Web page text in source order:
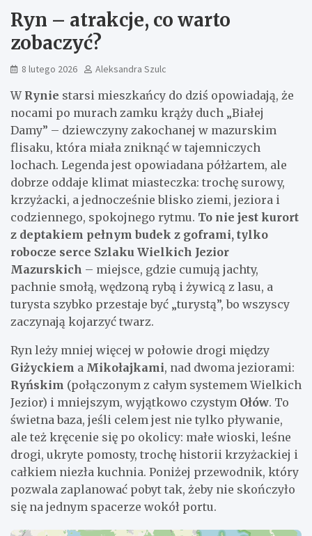
Ryn – atrakcje, co warto
zobaczyć?
8 lutego 2026 Aleksandra Szulc
W Rynie starsi mieszkańcy do dziś opowiadają, że
nocami po murach zamku krąży duch „Białej
Damy” – dziewczyny zakochanej w mazurskim
flisaku, która miała zniknąć w tajemniczych
lochach. Legenda jest opowiadana półżartem, ale
dobrze oddaje klimat miasteczka: trochę surowy,
krzyżacki, a jednocześnie blisko ziemi, jeziora i
codziennego, spokojnego rytmu. To nie jest kurort
z deptakiem pełnym budek z goframi, tylko
robocze serce Szlaku Wielkich Jezior
Mazurskich – miejsce, gdzie cumują jachty,
pachnie smołą, wędzoną rybą i żywicą z lasu, a
turysta szybko przestaje być „turystą”, bo wszyscy
zaczynają kojarzyć twarz.
Ryn leży mniej więcej w połowie drogi między
Giżyckiem a Mikołajkami, nad dwoma jeziorami:
Ryńskim (połączonym z całym systemem Wielkich
Jezior) i mniejszym, wyjątkowo czystym Ołów. To
świetna baza, jeśli celem jest nie tylko pływanie,
ale też kręcenie się po okolicy: małe wioski, leśne
drogi, ukryte pomosty, trochę historii krzyżackiej i
całkiem niezła kuchnia. Poniżej przewodnik, który
pozwala zaplanować pobyt tak, żeby nie skończyło
się na jednym spacerze wokół portu.